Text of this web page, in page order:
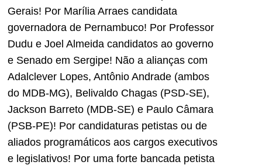
Gerais! Por Marília Arraes candidata
governadora de Pernambuco! Por Professor
Dudu e Joel Almeida candidatos ao governo
e Senado em Sergipe! Não a alianças com
Adalclever Lopes, Antônio Andrade (ambos
do MDB-MG), Belivaldo Chagas (PSD-SE),
Jackson Barreto (MDB-SE) e Paulo Câmara
(PSB-PE)! Por candidaturas petistas ou de
aliados programáticos aos cargos executivos
e legislativos! Por uma forte bancada petista